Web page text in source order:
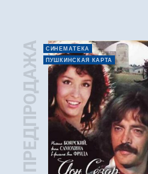
ПРЕДПРОДАЖА
СИНЕМАТЕКА
ПУШКИНСКАЯ КАРТА